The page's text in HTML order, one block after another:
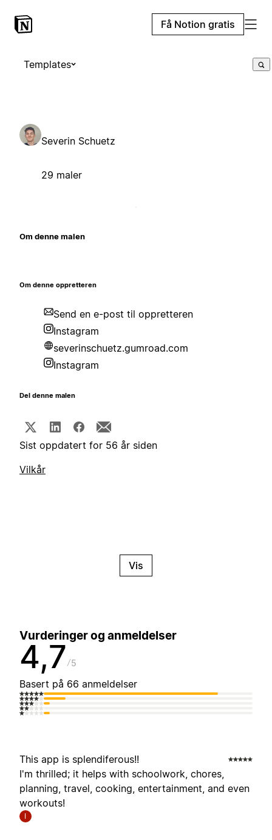
Få Notion gratis
Templates
Severin Schuetz
29 maler
Om denne malen
Om denne oppretteren
Send en e-post til oppretteren
Instagram
severinschuetz.gumroad.com
Instagram
Del denne malen
Sist oppdatert for 56 år siden
Vilkår
Vis
Vurderinger og anmeldelser
4,7 5
Basert på 66 anmeldelser
This app is splendiferous!!
I'm thrilled; it helps with schoolwork, chores,
planning, travel, cooking, entertainment, and even
workouts!
I